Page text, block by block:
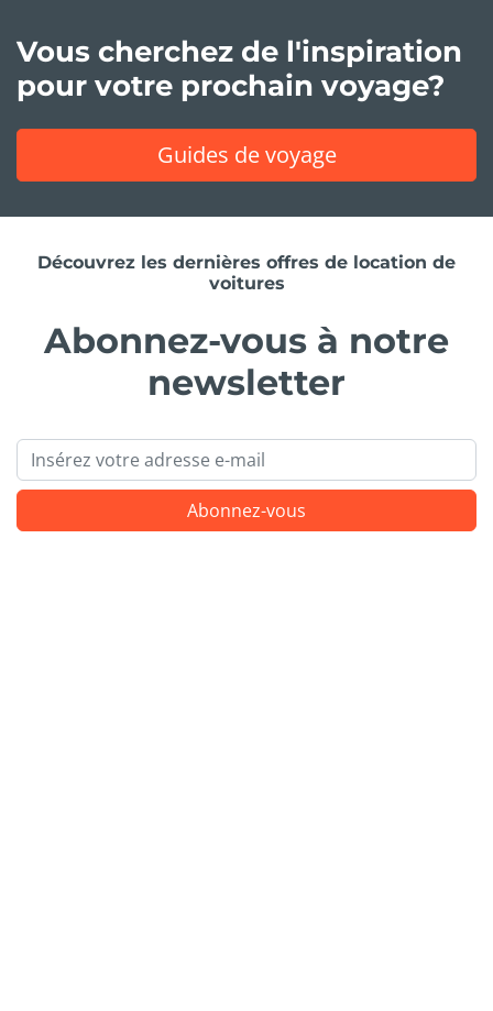
Vous cherchez de l'inspiration
pour votre prochain voyage?
Guides de voyage
Découvrez les dernières offres de location de
voitures
Abonnez-vous à notre
newsletter
Email
Abonnez-vous